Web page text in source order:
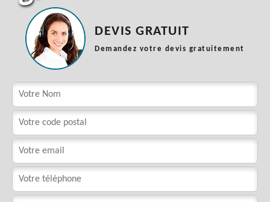
DEVIS GRATUIT
Demandez votre devis gratuitement